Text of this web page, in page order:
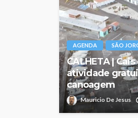
AGENDA SÃO
CALHETA |
atividade
canoagem
Mauricio De Jesus